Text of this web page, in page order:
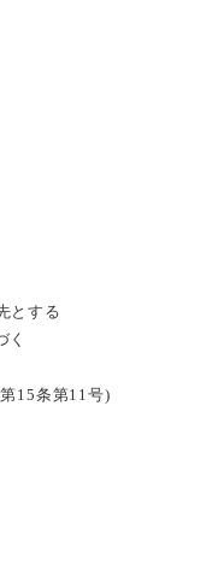
とする
く
15条第11号)